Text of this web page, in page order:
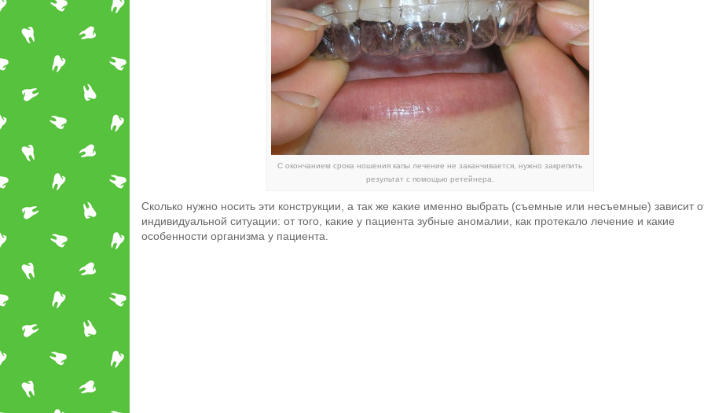
С окончанием срока ношения капы лечение не заканчивается, нужно закрепить
результат с помощью ретейнера.
Сколько нужно носить эти конструкции, а так же какие именно выбрать (съемные или несъемные) зависит
индивидуальной ситуации: от того, какие у пациента зубные аномалии, как протекало лечение и какие
особенности организма у пациента.